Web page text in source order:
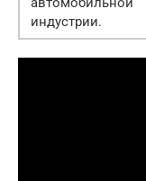
индустрии.